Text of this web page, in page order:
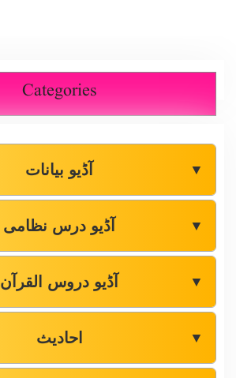
Categories
آڈیو بیانات ▼
آڈیو درس نظامی ▼
آڈیو دروس القرآن ▼
احادیث ▼